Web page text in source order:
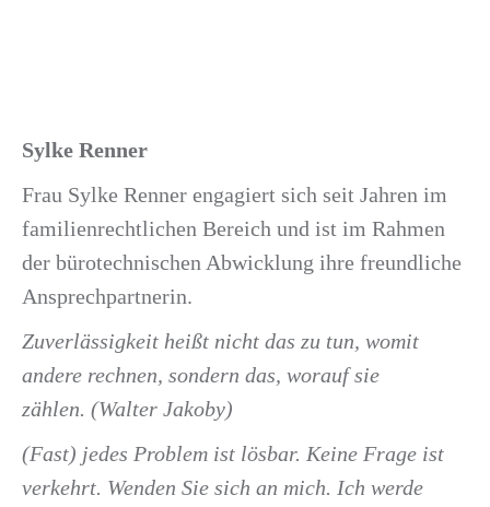
Sylke Renner
Frau Sylke Renner engagiert sich seit Jahren im
familienrechtlichen Bereich und ist im Rahmen
der bürotechnischen Abwicklung ihre freundliche
Ansprechpartnerin.
Zuverlässigkeit heißt nicht das zu tun, womit
andere rechnen, sondern das, worauf sie
zählen. (Walter Jakoby)
(Fast) jedes Problem ist lösbar. Keine Frage ist
verkehrt. Wenden Sie sich an mich. Ich werde